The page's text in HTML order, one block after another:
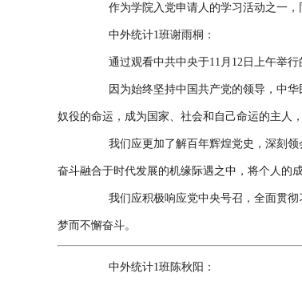
作为学院入党申请人的学习活动之一
中外统计1班谢雨桐：
通过观看中共中央于11月12日上午举
因为始终坚持中国共产党的领导，中
奴役的命运，成为国家、社会和自己命运的主人
我们应更加了解百年辉煌党史，深刻
奋斗融合于时代发展的机缘际遇之中，将个人的
我们应积极响应党中央号召，全面贯
梦而不懈奋斗。
中外统计1班陈秋阳：